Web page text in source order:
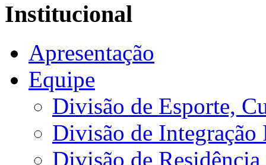
Institucional
Apresentação
Equipe
Divisão de Esporte,
Divisão de Integração
Divisão de